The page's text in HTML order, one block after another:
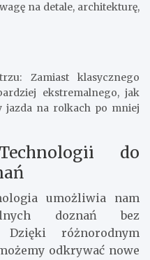
na detale, architekturę,
Zamiast klasycznego
ekstremalnego, jak
jazda na rolkach po mniej
do
umożliwia nam
doznań bez
różnorodnym
odkrywać nowe